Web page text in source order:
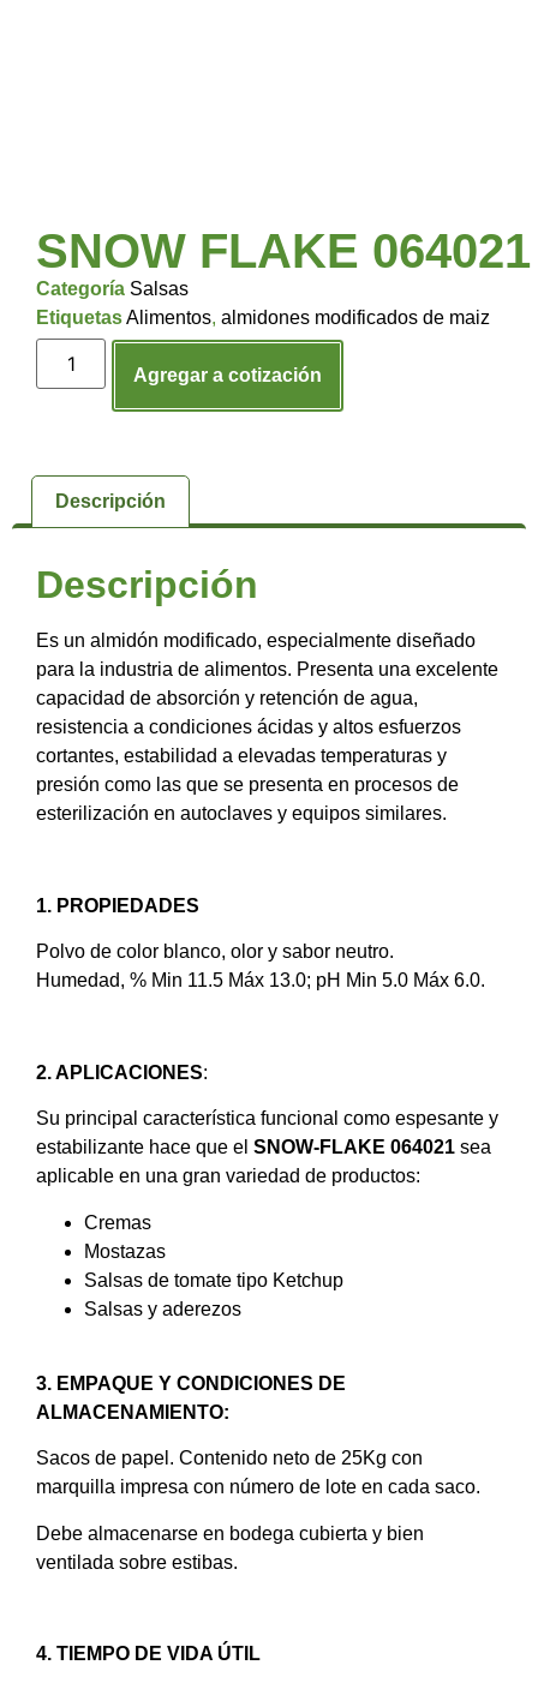
SNOW FLAKE 064021
Categoría Salsas
EtiquetasAlimentos, almidones modificados de maiz
Agregar a cotización
Descripción
Descripción
Es un almidón modificado, especialmente diseñado
para la industria de alimentos. Presenta una excelente
capacidad de absorción y retención de agua,
resistencia a condiciones ácidas y altos esfuerzos
cortantes, estabilidad a elevadas temperaturas y
presión como las que se presenta en procesos de
esterilización en autoclaves y equipos similares.
1. PROPIEDADES
Polvo de color blanco, olor y sabor neutro.
Humedad, % Min 11.5 Máx 13.0; pH Min 5.0 Máx 6.0.
2. APLICACIONES:
Su principal característica funcional como espesante y
estabilizante hace que el SNOW-FLAKE 064021 sea
aplicable en una gran variedad de productos:
Cremas
Mostazas
Salsas de tomate tipo Ketchup
Salsas y aderezos
3. EMPAQUE Y CONDICIONES DE
ALMACENAMIENTO:
Sacos de papel. Contenido neto de 25Kg con
marquilla impresa con número de lote en cada saco.
Debe almacenarse en bodega cubierta y bien
ventilada sobre estibas.
4. TIEMPO DE VIDA ÚTIL